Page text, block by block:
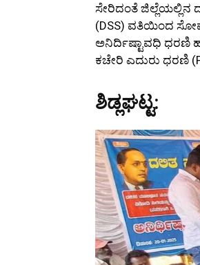
ಸೇರಿದಂತೆ ಜಿಲ್ಲೆಯಲ್ಲಿನ
(DSS) ವತಿಯಿಂದ
ಅನಿರ್ದಿಷ್ಟಾವಧಿ ಧರಣಿ
ಕಚೇರಿ ಎದುರು ಧರಣಿ
ಶಿಡ್ಲಘಟ್ಟ: